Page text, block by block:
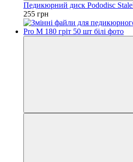
Педикюрний диск Pododisc
255 грн